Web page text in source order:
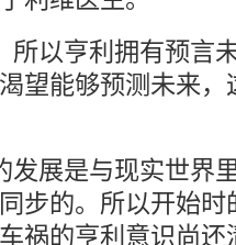
所以亨利拥有预言
望能够预测未来
发展是与现实世界
步的。所以开始
祸的亨利意识尚